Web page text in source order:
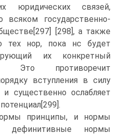
юридических связей,
государственно-
[298], а также
тех нор, пока нс будет
их конкретный
Это противоречит
вступления в силу
и существенно ослабляет
принципы, и нормы
дефинитивные нормы